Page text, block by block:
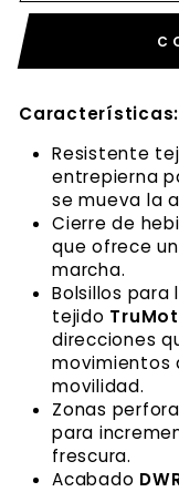
Características:
Resistente
entrepierna
se mueva la
Cierre de
que ofrece
marcha.
Bolsillos para
tejido
direcciones
movimientos
movilidad.
Zonas
para
frescura.
Acabado